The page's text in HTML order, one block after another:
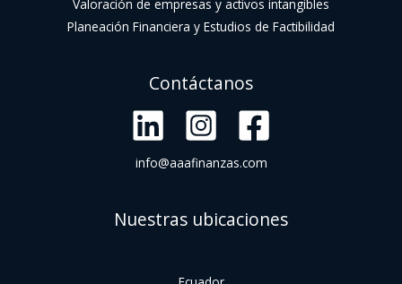
Valoración de empresas y activos intangibles
Planeación Financiera y Estudios de Factibilidad
Contáctanos
info@aaafinanzas.com
Nuestras ubicaciones